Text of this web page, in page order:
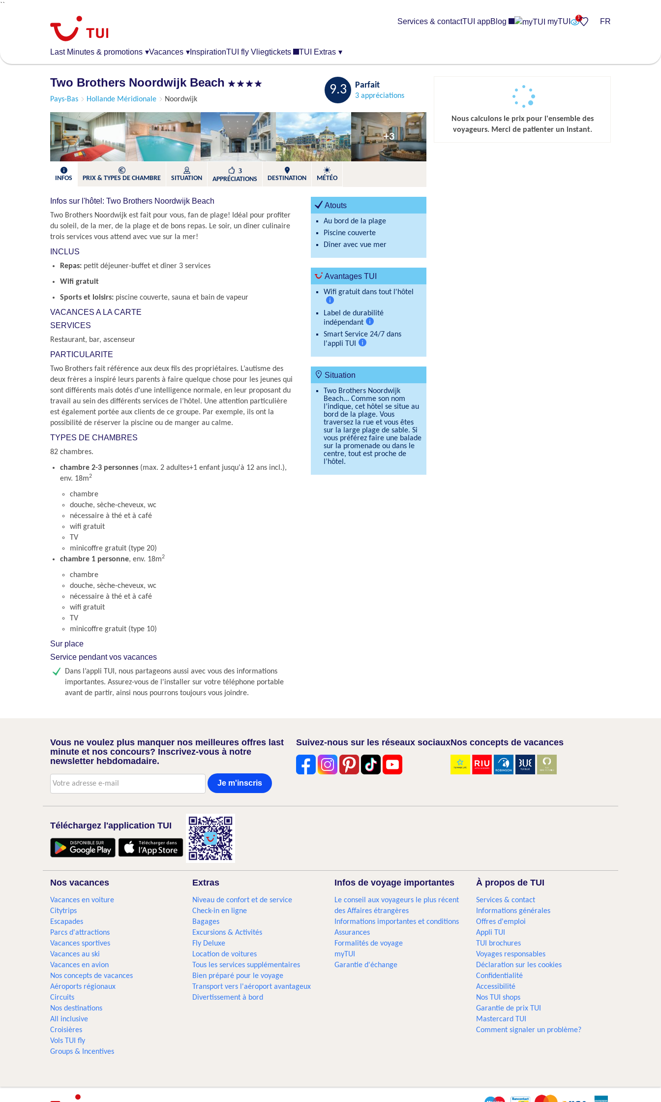
``
Last Minutes & promotions ▾Vacances ▾ InspirationTUI fly Vliegtickets TUI Extras ▾
Services & contactTUI appBlog myTUI FR
Two Brothers Noordwijk Beach
Pays-Bas Hollande Méridionale Noordwijk
9.3 Parfait
3 appréciations
+3
INFOS PRIX & TYPES DE CHAMBRE SITUATION
3
APPRÉCIATIONS
DESTINATION MÉTÉO
Infos sur l'hôtel: Two Brothers Noordwijk Beach
Two Brothers Noordwijk est fait pour vous, fan de plage! Idéal pour profiter
du soleil, de la mer, de la plage et de bons repas. Le soir, un dîner culinaire
trois services vous attend avec vue sur la mer!
INCLUS
Repas: petit déjeuner-buffet et dîner 3 services
Wifi gratuit
Sports et loisirs: piscine couverte, sauna et bain de vapeur
VACANCES A LA CARTE
SERVICES
Restaurant, bar, ascenseur
PARTICULARITE
Two Brothers fait référence aux deux fils des propriétaires. L’autisme des
deux frères a inspiré leurs parents à faire quelque chose pour les jeunes qui
sont différents mais dotés d'une intelligence normale, en leur proposant du
travail au sein des différents services de l’hôtel. Une attention particulière
est également portée aux clients de ce groupe. Par exemple, ils ont la
possibilité de réserver la piscine ou de manger au calme.
TYPES DE CHAMBRES
82 chambres.
chambre 2-3 personnes (max. 2 adultes+1 enfant jusqu'à 12 ans incl.),
env. 18m2
chambre
douche, sèche-cheveux, wc
nécessaire à thé et à café
wifi gratuit
TV
minicoffre gratuit (type 20)
chambre 1 personne, env. 18m2
chambre
douche, sèche-cheveux, wc
nécessaire à thé et à café
wifi gratuit
TV
minicoffre gratuit (type 10)
Sur place
Service pendant vos vacances
Dans l’appli TUI, nous partageons aussi avec vous des informations
importantes. Assurez-vous de l'installer sur votre téléphone portable
avant de partir, ainsi nous pourrons toujours vous joindre.
Atouts
Au bord de la plage
Piscine couverte
Dîner avec vue mer
Avantages TUI
Wifi gratuit dans tout l'hôtel
Plus
d'informations
Label de durabilité
indépendant
Plus
d'informations
Smart Service 24/7 dans
l'appli TUI
Situation
Two Brothers Noordwijk
Beach... Comme son nom
l’indique, cet hôtel se situe au
bord de la plage. Vous
traversez la rue et vous êtes
sur la large plage de sable. Si
vous préférez faire une balade
sur la promenade ou dans le
centre, tout est proche de
l’hôtel.
Nous calculons le prix pour l'ensemble des
voyageurs. Merci de patienter un instant.
Vous ne voulez plus manquer nos meilleures offres last
minute et nos concours? Inscrivez-vous à notre
newsletter hebdomadaire.
Je m'inscris
Suivez-nous sur les réseaux sociauxNos concepts de vacances
Téléchargez l'application TUI
Nos vacances
Vacances en voiture
Citytrips
Escapades
Parcs d'attractions
Vacances sportives
Vacances au ski
Vacances en avion
Nos concepts de vacances
Aéroports régionaux
Circuits
Nos destinations
All inclusive
Croisières
Vols TUI fly
Groups & Incentives
Extras
Niveau de confort et de service
Check-in en ligne
Bagages
Excursions & Activités
Fly Deluxe
Location de voitures
Tous les services supplémentaires
Bien préparé pour le voyage
Transport vers l'aéroport avantageux
Divertissement à bord
Infos de voyage importantes
Le conseil aux voyageurs le plus récent
des Affaires étrangères
Informations importantes et conditions
Assurances
Formalités de voyage
myTUI
Garantie d'échange
À propos de TUI
Services & contact
Informations générales
Offres d'emploi
Appli TUI
TUI brochures
Voyages responsables
Déclaration sur les cookies
Confidentialité
Accessibilité
Nos TUI shops
Garantie de prix TUI
Mastercard TUI
Comment signaler un problème?